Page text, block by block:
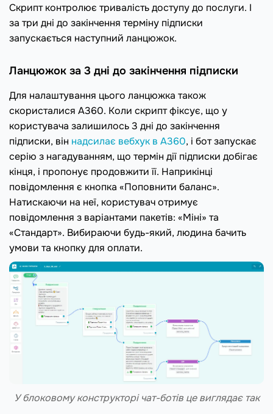
Скрипт контролює тривалість доступу до послуги. І
за три дні до закінчення терміну підписки
запускається наступний ланцюжок.
Ланцюжок за 3 дні до закінчення підписки
Для налаштування цього ланцюжка також
скористалися A360. Коли скрипт фіксує, що у
користувача залишилось 3 дні до закінчення
підписки, він надсилає вебхук в А360, і бот запускає
серію з нагадуванням, що термін дії підписки добігає
кінця, і пропонує продовжити її. Наприкінці
повідомлення є кнопка «Поповнити баланс».
Натискаючи на неї, користувач отримує
повідомлення з варіантами пакетів: «Міні» та
«Стандарт». Вибираючи будь-який, людина бачить
умови та кнопку для оплати.
У блоковому конструкторі чат-ботів це виглядає так